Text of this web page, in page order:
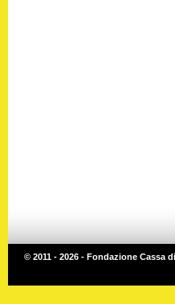
© 2011 - 2026 - Fondazione Cassa